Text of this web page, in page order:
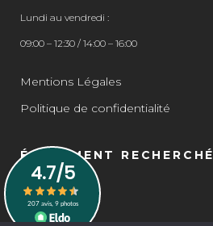
Lundi au vendredi :
09:00 – 12:30 / 14:00 – 16:00
Mentions Légales
Politique de confidentialité
ÉGALEMENT RECHERCHÉ